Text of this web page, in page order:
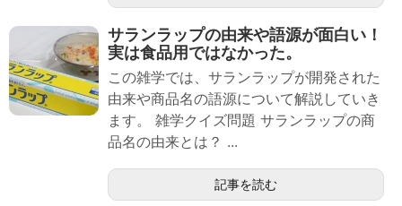
サランラップの由来や語源が面白い！
実は食品用ではなかった。
この雑学では、サランラップが開発された
由来や商品名の語源について解説していき
ます。 雑学クイズ問題 サランラップの商
品名の由来とは？ ...
記事を読む